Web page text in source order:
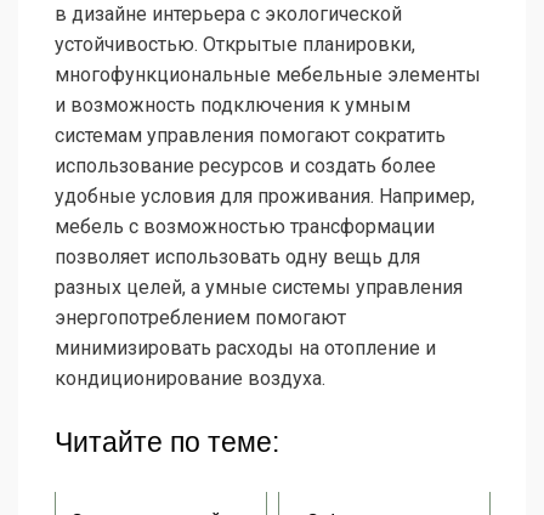
в дизайне интерьера с экологической
устойчивостью. Открытые планировки,
многофункциональные мебельные элементы
и возможность подключения к умным
системам управления помогают сократить
использование ресурсов и создать более
удобные условия для проживания. Например,
мебель с возможностью трансформации
позволяет использовать одну вещь для
разных целей, а умные системы управления
энергопотреблением помогают
минимизировать расходы на отопление и
кондиционирование воздуха.
Читайте по теме: